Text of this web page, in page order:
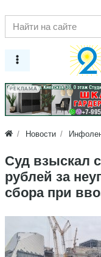
РЕКЛАМА
Новости
Суд взыскал
рублей за
сбора при